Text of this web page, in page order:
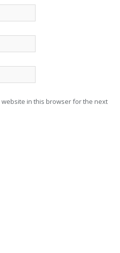
website in this browser for the next